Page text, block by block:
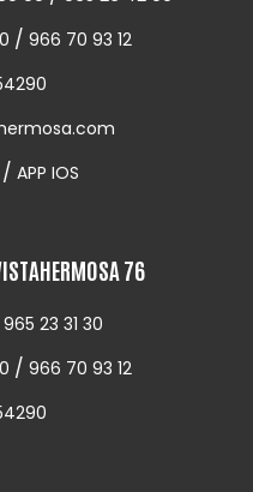
/ 966 70 93 12
/ APP IOS
76
965 23 31 30
/ 966 70 93 12